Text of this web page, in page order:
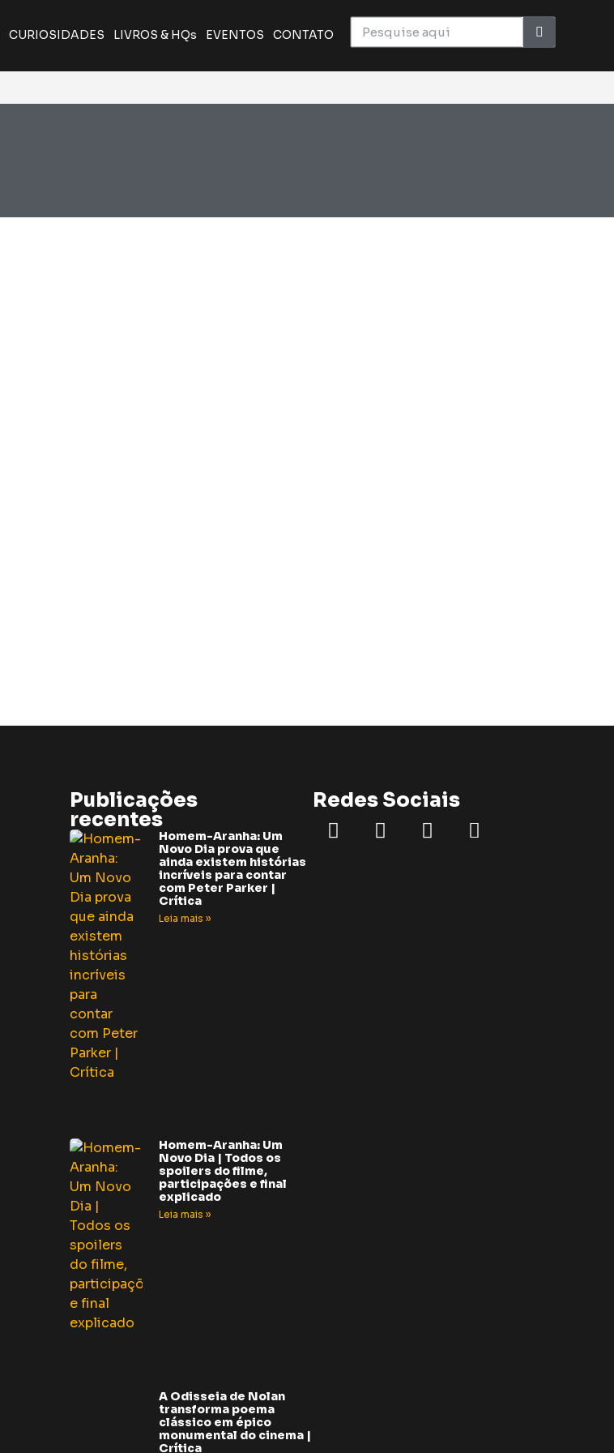
CURIOSIDADES LIVROS & HQs EVENTOS CONTATO
Publicações
recentes
Homem-Aranha: Um
Novo Dia prova que
ainda existem histórias
incríveis para contar
com Peter Parker |
Crítica
Leia mais »
Homem-Aranha: Um
Novo Dia | Todos os
spoilers do filme,
participações e final
explicado
Leia mais »
A Odisseia de Nolan
transforma poema
clássico em épico
monumental do cinema |
Crítica
Redes Sociais